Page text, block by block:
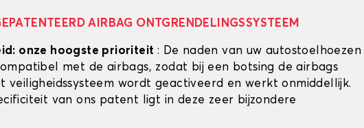
AIRBAG ONTGRENDELINGSSYSTEEM
onze hoogste prioriteit : De naden van uw autostoelhoezen
met de airbags, zodat bij een botsing de airbags
veiligheidssysteem wordt geactiveerd en werkt onmiddellijk.
van ons patent ligt in deze zeer bijzondere